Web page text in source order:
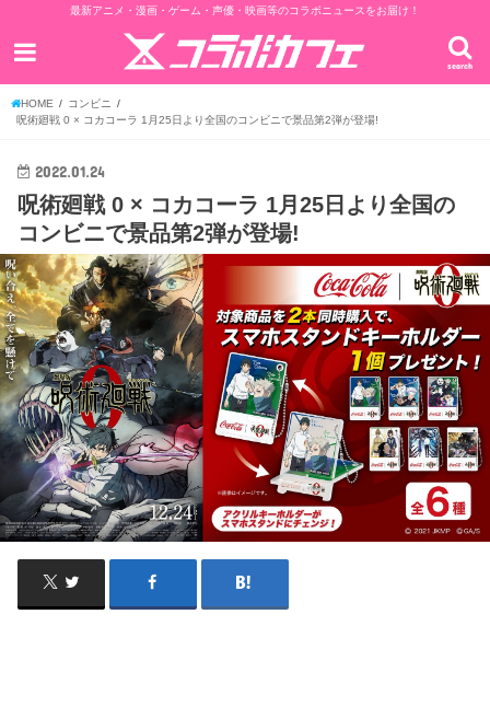
最新アニメ・漫画・ゲーム・声優・映画等のコラボニュースをお届け！
search
HOME
コンビニ
呪術廻戦 0 × コカコーラ 1月25日より全国のコンビニで景品第2弾が登場!
2022.01.24
呪術廻戦 0 × コカコーラ 1月25日より全国の
コンビニで景品第2弾が登場!